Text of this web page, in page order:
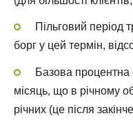
Пільговий період
борг у цей термін,
Базова
місяць, що в річному
річних (це після